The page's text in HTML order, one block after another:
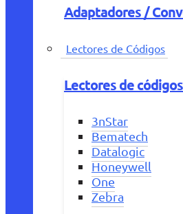
Adaptadores /
Lectores de Códigos
Lectores de
3nStar
Bematech
Datalogic
Honeywell
One
Zebra